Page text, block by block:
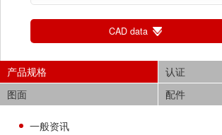
CAD data
产品规格
认证
图面
配件
一般资讯